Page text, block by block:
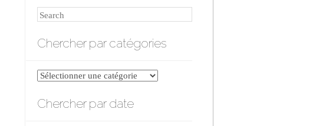
Search
Chercher par catégories
Chercher
catégories
Chercher par date